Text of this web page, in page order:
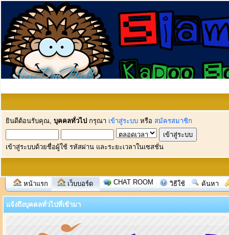
ยินดีต้อนรับคุณ, บุคคลทั่วไป กรุณา เข้าสู่ระบบ หรือ สมัครสมาชิก
เข้าสู่ระบบด้วยชื่อผู้ใช้ รหัสผ่าน และระยะเวลาในเซสชั่น
หน้าแรก เว็บบอร์ด CHAT ROOM วิธีใช้ ค้นหา
แจ้งถึงบุคคลทั่วไปที่เข้ามา